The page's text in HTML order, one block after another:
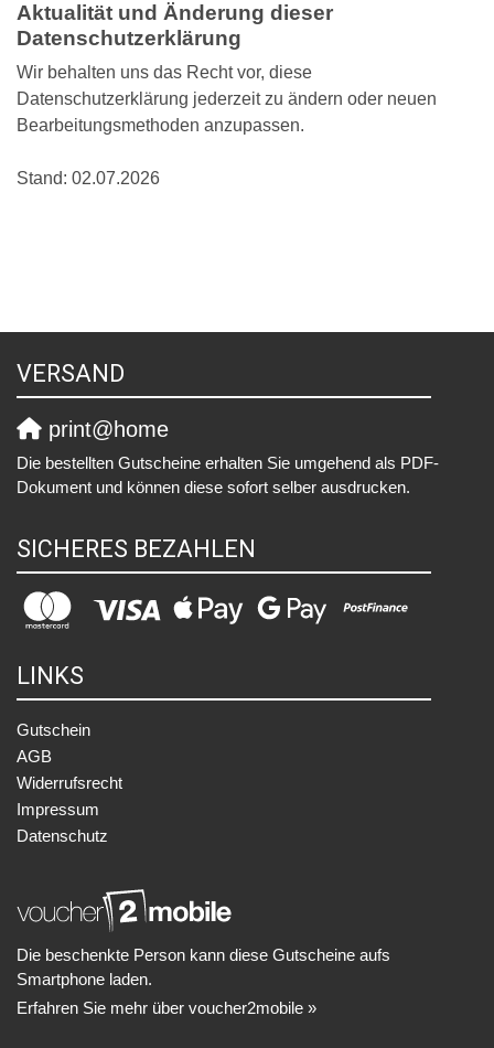
Aktualität und Änderung dieser
Datenschutzerklärung
Wir behalten uns das Recht vor, diese
Datenschutzerklärung jederzeit zu ändern oder neuen
Bearbeitungsmethoden anzupassen.
Stand: 02.07.2026
VERSAND
print@home
Die bestellten Gutscheine erhalten Sie umgehend als PDF-
Dokument und können diese sofort selber ausdrucken.
SICHERES BEZAHLEN
LINKS
Gutschein
AGB
Widerrufsrecht
Impressum
Datenschutz
Die beschenkte Person kann diese Gutscheine aufs
Smartphone laden.
Erfahren Sie mehr über voucher2mobile »